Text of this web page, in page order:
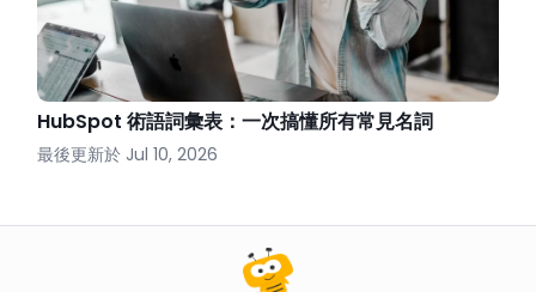
HubSpot 術語詞彙表：一次搞懂所有常見名詞
最後更新於 Jul 10, 2026